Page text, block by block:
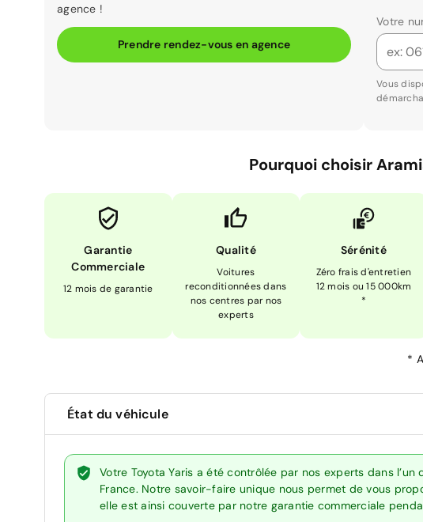
agence !
Prendre rendez-vous en agence
Votre
Vous
Pourquoi choisir
Garantie
Commerciale
12 mois de garantie
Qualité
Voitures
reconditionnées dans
nos centres par nos
experts
Sérénité
Zéro frais d'entretien
12 mois ou 15 000km
*
*
État du véhicule
Votre Toyota Yaris a été contrôlée par nos experts dans
France. Notre savoir-faire unique nous permet de vous
elle est ainsi couverte par notre garantie commerciale